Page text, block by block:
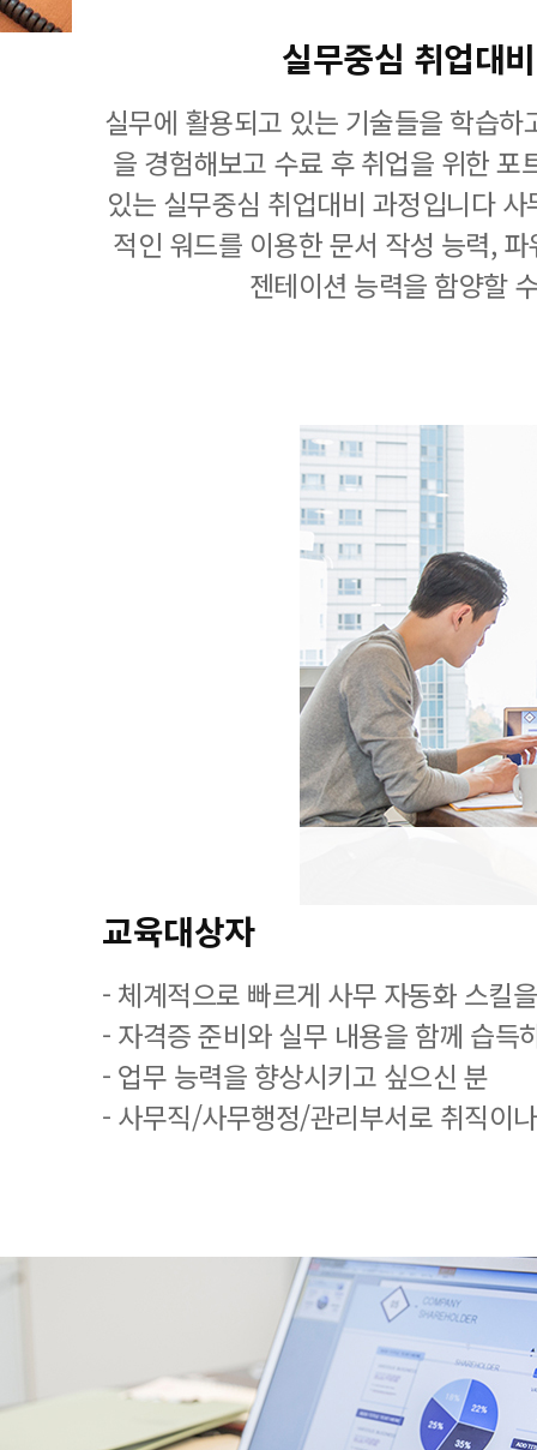
실무중심 취업대
실무에 활용되고 있는 기술들을 학습
을 경험해보고 수료 후 취업을 위한 포
있는 실무중심 취업대비 과정입니다
적인 워드를 이용한 문서 작성 능력,
젠테이션 능력을 함양할
교육대상자
- 체계적으로 빠르게 사무 자동화 스킬
- 자격증 준비와 실무 내용을 함께 습득
- 업무 능력을 향상시키고 싶으신 분
- 사무직/사무행정/관리부서로 취직이